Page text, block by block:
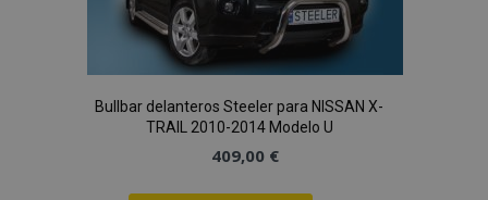
Bullbar delanteros Steeler para NISSAN X-
TRAIL 2010-2014 Modelo U
409,00 €